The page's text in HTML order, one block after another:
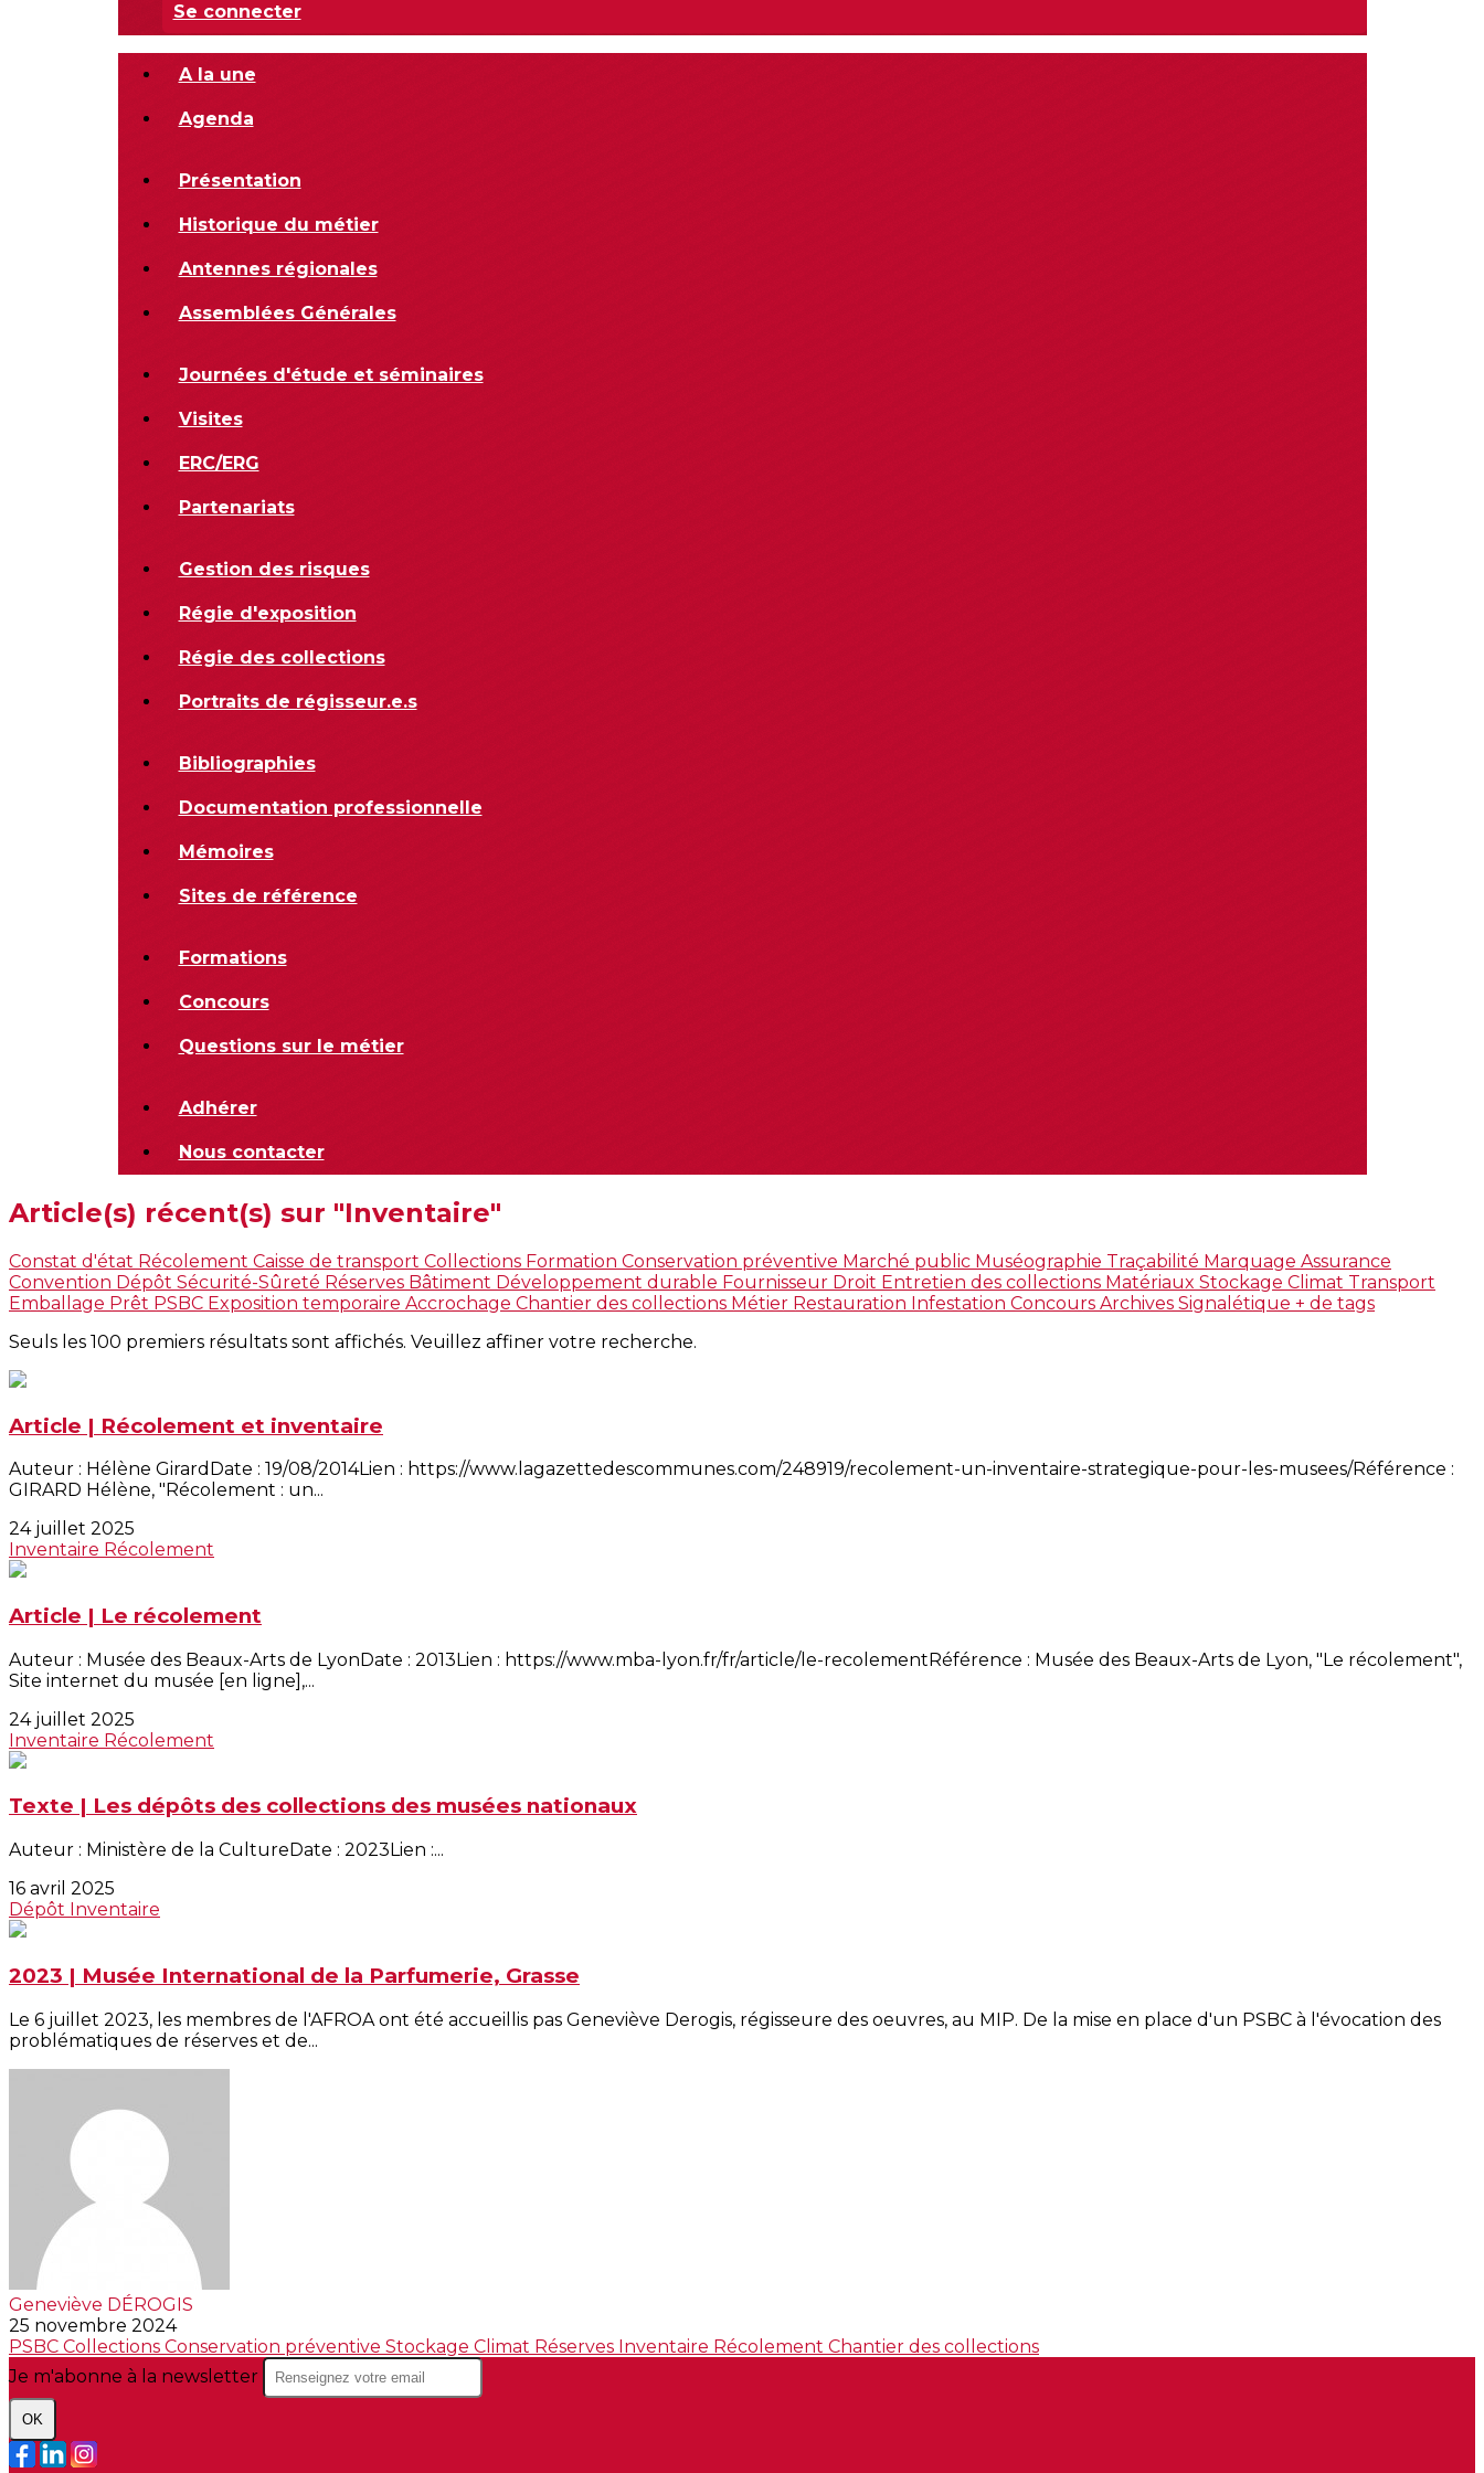
Se connecter
A la une
Agenda
Présentation
Historique du métier
Antennes régionales
Assemblées Générales
Journées d'étude et séminaires
Visites
ERC/ERG
Partenariats
Gestion des risques
Régie d'exposition
Régie des collections
Portraits de régisseur.e.s
Bibliographies
Documentation professionnelle
Mémoires
Sites de référence
Formations
Concours
Questions sur le métier
Adhérer
Nous contacter
Article(s) récent(s) sur "Inventaire"
Constat d'état Récolement Caisse de transport Collections Formation Conservation préventive Marché public Muséographie Traçabilité Marquage Assurance
Convention Dépôt Sécurité-Sûreté Réserves Bâtiment Développement durable Fournisseur Droit Entretien des collections Matériaux Stockage Climat Transport
Emballage Prêt PSBC Exposition temporaire Accrochage Chantier des collections Métier Restauration Infestation Concours Archives Signalétique + de tags
Seuls les 100 premiers résultats sont affichés. Veuillez affiner votre recherche.
Article | Récolement et inventaire
Auteur : Hélène GirardDate : 19/08/2014Lien : https://www.lagazettedescommunes.com/248919/recolement-un-inventaire-strategique-pour-les-musees/Référence :
GIRARD Hélène, "Récolement : un...
24 juillet 2025
Inventaire Récolement
Article | Le récolement
Auteur : Musée des Beaux-Arts de LyonDate : 2013Lien : https://www.mba-lyon.fr/fr/article/le-recolementRéférence : Musée des Beaux-Arts de Lyon, "Le récolement",
Site internet du musée [en ligne],...
24 juillet 2025
Inventaire Récolement
Texte | Les dépôts des collections des musées nationaux
Auteur : Ministère de la CultureDate : 2023Lien :...
16 avril 2025
Dépôt Inventaire
2023 | Musée International de la Parfumerie, Grasse
Le 6 juillet 2023, les membres de l'AFROA ont été accueillis pas Geneviève Derogis, régisseure des oeuvres, au MIP. De la mise en place d'un PSBC à l'évocation des
problématiques de réserves et de...
Geneviève DÉROGIS
25 novembre 2024
PSBC Collections Conservation préventive Stockage Climat Réserves Inventaire Récolement Chantier des collections
Je m'abonne à la newsletter
OK